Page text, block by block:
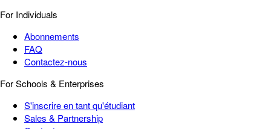
For Individuals
Abonnements
FAQ
Contactez-nous
For Schools & Enterprises
S'inscrire en tant qu'étudiant
Sales & Partnership